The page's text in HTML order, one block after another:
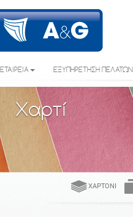
ΕΤΑΙΡΕΙΑ ΕΞΥΠΗΡΕΤΗΣΗ ΠΕΛΑΤΩΝ
Χαρτί
ΧΑΡΤΌΝΙ